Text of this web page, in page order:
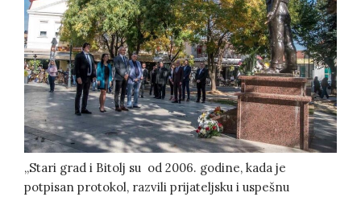
„Stari grad i Bitolj su od 2006. godine, kada je
potpisan protokol, razvili prijateljsku i uspešnu